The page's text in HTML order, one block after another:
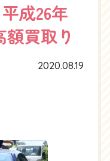
成26年
買取り
2020.08.19